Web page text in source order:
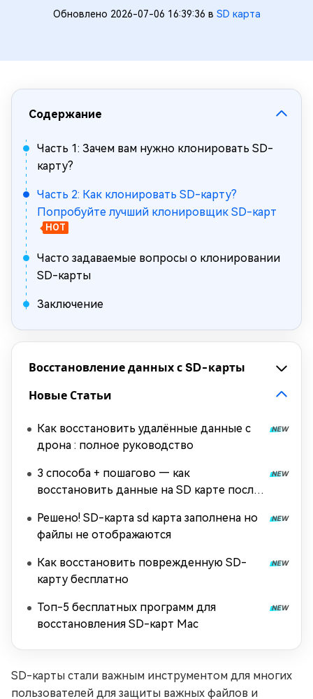
Обновлено 2026-07-06 16:39:36 в SD карта
Содержание
Часть 1: Зачем вам нужно клонировать SD-
карту?
Часть 2: Как клонировать SD-карту?
Попробуйте лучший клонировщик SD-карт
HOT
Часто задаваемые вопросы о клонировании
SD-карты
Заключение
Восстановление данных с SD-карты
Новые Статьи
Как восстановить удалённые данные с
дрона : полное руководство
3 способа + пошагово — как
восстановить данные на SD карте после
Решено! SD-карта sd карта заполнена но
файлы не отображаются
Как восстановить поврежденную SD-
карту бесплатно
Топ-5 бесплатных программ для
восстановления SD-карт Mac
SD-карты стали важным инструментом для многих
пользователей для защиты важных файлов и